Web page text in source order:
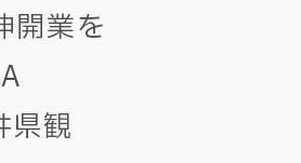
開業を
県観